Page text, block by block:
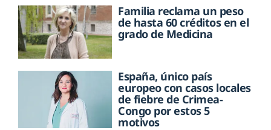
Familia reclama un peso
de hasta 60 créditos en el
grado de Medicina
España, único país
europeo con casos locales
de fiebre de Crimea-
Congo por estos 5
motivos